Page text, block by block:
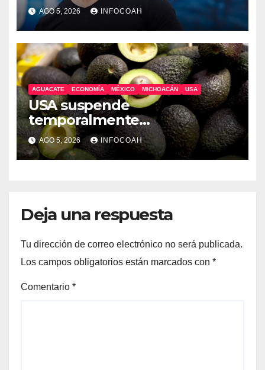
AGO 5, 2026 INFOCOAH
AGUACATE ECONOMÍA MÉXICO MICHOACÁN USA
USA suspende
temporalmente
exportaciones de aguacate
michoacano
AGO 5, 2026 INFOCOAH
Deja una respuesta
Tu dirección de correo electrónico no será publicada.
Los campos obligatorios están marcados con *
Comentario *